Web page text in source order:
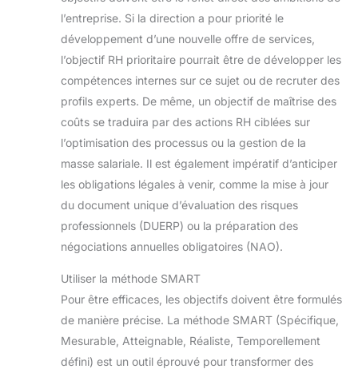
l’entreprise. Si la direction a pour priorité le
développement d’une nouvelle offre de services,
l’objectif RH prioritaire pourrait être de développer les
compétences internes sur ce sujet ou de recruter des
profils experts. De même, un objectif de maîtrise des
coûts se traduira par des actions RH ciblées sur
l’optimisation des processus ou la gestion de la
masse salariale. Il est également impératif d’anticiper
les obligations légales à venir, comme la mise à jour
du document unique d’évaluation des risques
professionnels (DUERP) ou la préparation des
négociations annuelles obligatoires (NAO).
Utiliser la méthode SMART
Pour être efficaces, les objectifs doivent être formulés
de manière précise. La méthode SMART (Spécifique,
Mesurable, Atteignable, Réaliste, Temporellement
défini) est un outil éprouvé pour transformer des